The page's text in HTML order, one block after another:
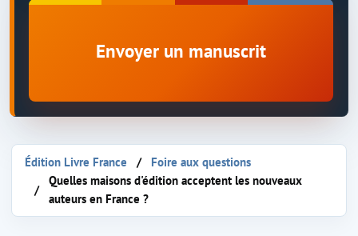
Envoyer un manuscrit
Édition Livre France
Foire aux questions
Quelles maisons d'édition acceptent les nouveaux
auteurs en France ?